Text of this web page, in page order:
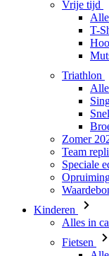
Vrije tijd
T-
Triathlon
Zomer
Team
Speciale
Kinderen
Alles in
Fietsen